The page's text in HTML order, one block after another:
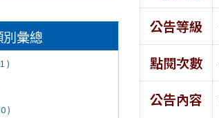
彙總
)
)
公告等級
點閱次數
公告內容